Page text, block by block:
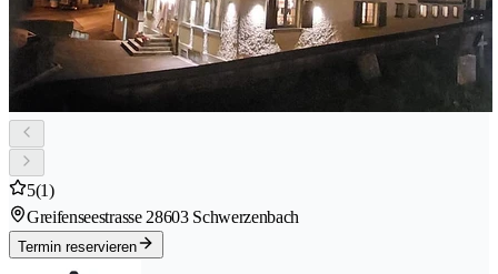
5(1)
Greifenseestrasse 28603 Schwerzenbach
Termin reservieren